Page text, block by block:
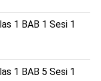
1 BAB 1 Sesi 1
1 BAB 5 Sesi 1